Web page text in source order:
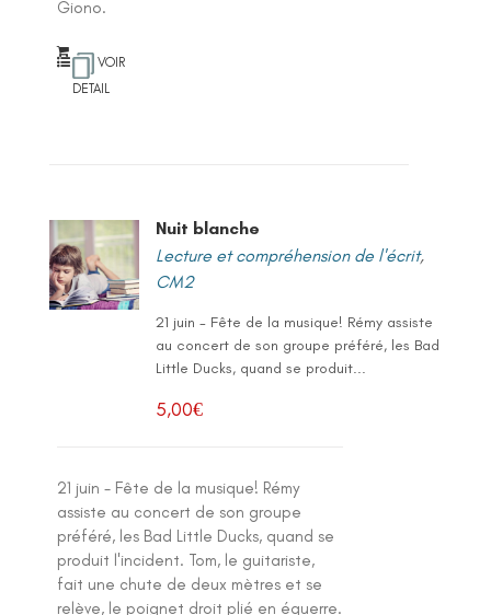
Giono.
VOIR
DETAIL
Nuit blanche
Lecture et compréhension de l'écrit,
CM2
21 juin - Fête de la musique! Rémy assiste
au concert de son groupe préféré, les Bad
Little Ducks, quand se produit...
5,00€
21 juin - Fête de la musique! Rémy
assiste au concert de son groupe
préféré, les Bad Little Ducks, quand se
produit l'incident. Tom, le guitariste,
fait une chute de deux mètres et se
relève, le poignet droit plié en équerre.